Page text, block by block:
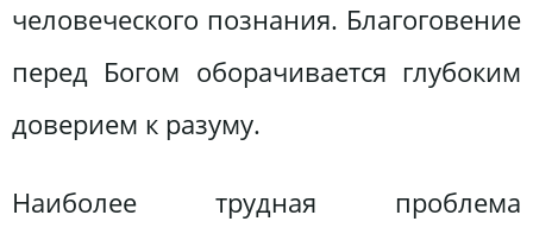
человеческого познания. Благоговение
перед Богом оборачивается глубоким
доверием к разуму.
Наиболее трудная проблема